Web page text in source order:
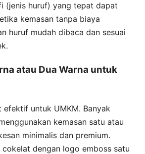
(jenis huruf) yang tepat dapat
kemasan tanpa biaya
huruf mudah dibaca dan sesuai
atau Dua Warna untuk
efektif untuk UMKM. Banyak
kemasan satu atau
minimalis dan premium.
dengan logo emboss satu